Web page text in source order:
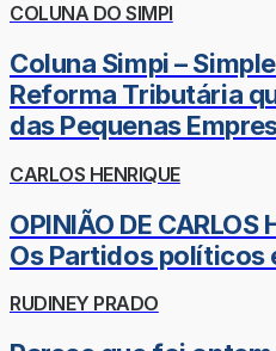
COLUNA DO SIMPI
Coluna Simpi –
Reforma Tributária
das Pequenas
CARLOS HENRIQUE
OPINIÃO DE CARLOS
Os Partidos políticos
RUDINEY PRADO